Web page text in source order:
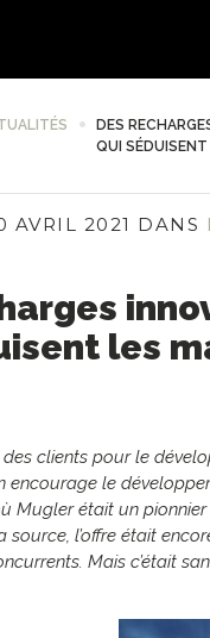
DES
QUI
AVRIL 2021 DANS
les
des clients pour le
encourage le
Mugler était un
source, l’offre était
Mais c’était